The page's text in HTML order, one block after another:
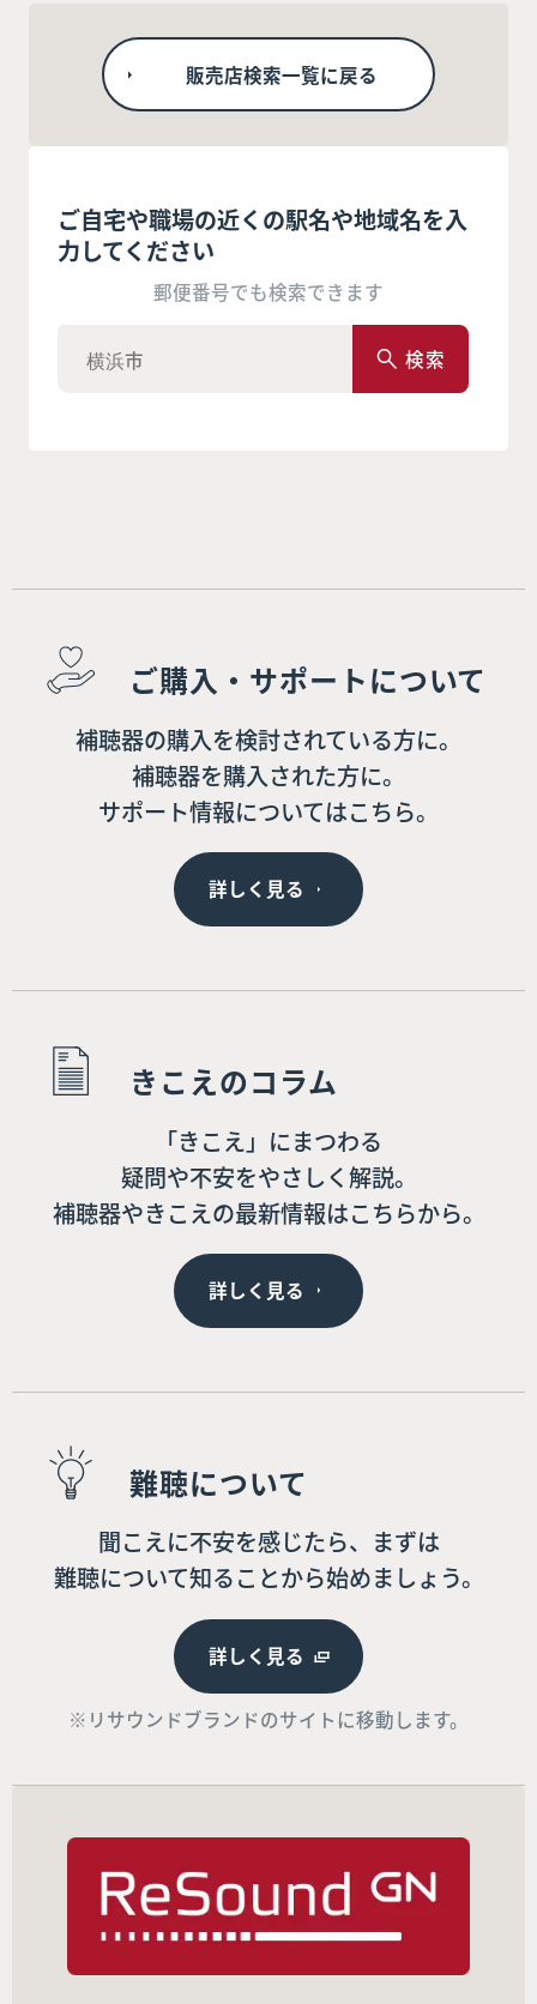
販売店検索一覧に戻る
ご自宅や職場の近くの駅名や地域名を入
力してください
郵便番号でも検索できます
検索
ご購入・サポートについて
補聴器の購入を検討されている方に。
補聴器を購入された方に。
サポート情報についてはこちら。
詳しく見る
きこえのコラム
「きこえ」にまつわる
疑問や不安をやさしく解説。
補聴器やきこえの最新情報はこちらから。
詳しく見る
難聴について
聞こえに不安を感じたら、まずは
難聴について知ることから始めましょう。
詳しく見る
※リサウンドブランドのサイトに移動します。